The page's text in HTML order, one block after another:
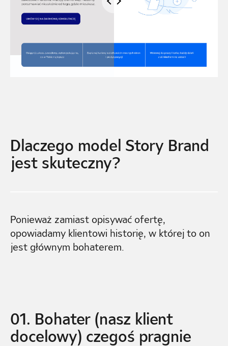
Dlaczego model Story Brand
jest skuteczny?
Ponieważ zamiast opisywać ofertę,
opowiadamy klientowi historię, w której to on
jest głównym bohaterem.
01. Bohater (nasz klient
docelowy) czegoś pragnie